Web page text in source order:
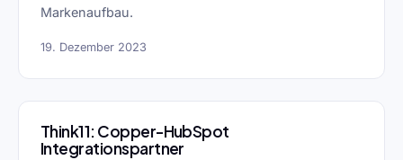
Markenaufbau.
19. Dezember 2023
Think11: Copper-HubSpot
Integrationspartner